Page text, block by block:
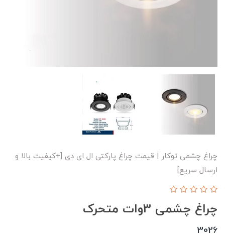
چراغ چشمی توکار | قیمت چراغ پارکتی ال ای دی [+کیفیت بالا و
ارسال سریع]
چراغ چشمی 3وات متحرک
3026